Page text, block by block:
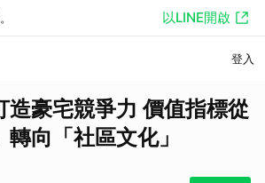
以LINE開啟
登入
造豪宅競爭力 價值指標從
轉向「社區文化」